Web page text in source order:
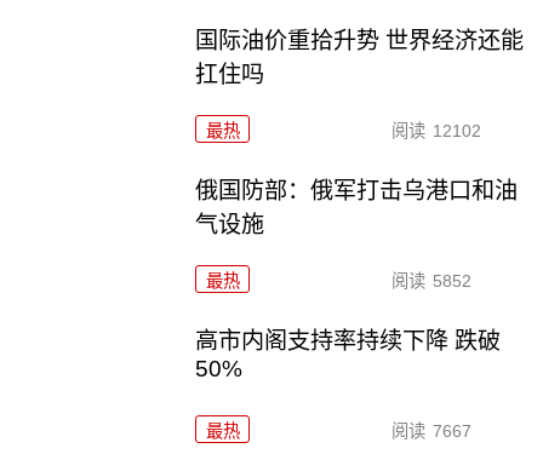
国际油价重拾升势 世界经济还能
扛住吗
最热 阅读 12102
俄国防部：俄军打击乌港口和油
气设施
最热 阅读 5852
高市内阁支持率持续下降 跌破
50%
最热 阅读 7667